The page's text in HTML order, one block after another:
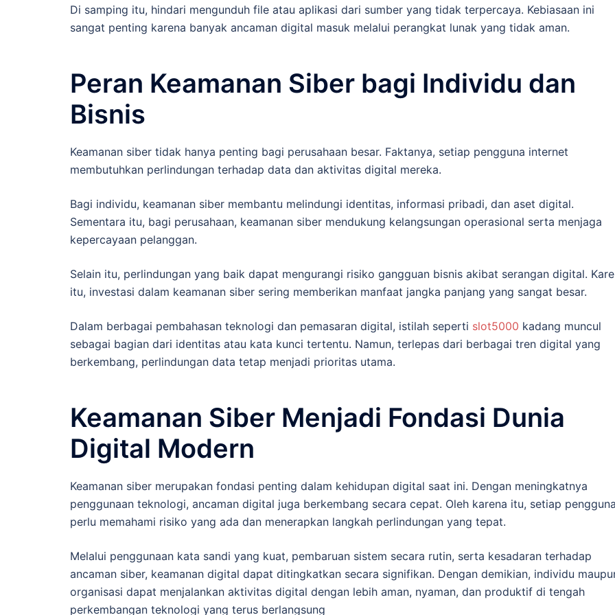
Di samping itu, hindari mengunduh file atau aplikasi dari sumber yang tidak terpercaya. Kebiasaan ini
sangat penting karena banyak ancaman digital masuk melalui perangkat lunak yang tidak aman.
Peran Keamanan Siber bagi Individu dan
Bisnis
Keamanan siber tidak hanya penting bagi perusahaan besar. Faktanya, setiap pengguna internet
membutuhkan perlindungan terhadap data dan aktivitas digital mereka.
Bagi individu, keamanan siber membantu melindungi identitas, informasi pribadi, dan aset digital.
Sementara itu, bagi perusahaan, keamanan siber mendukung kelangsungan operasional serta menjaga
kepercayaan pelanggan.
Selain itu, perlindungan yang baik dapat mengurangi risiko gangguan bisnis akibat serangan digital.
itu, investasi dalam keamanan siber sering memberikan manfaat jangka panjang yang sangat besar.
Dalam berbagai pembahasan teknologi dan pemasaran digital, istilah seperti slot5000 kadang muncul
sebagai bagian dari identitas atau kata kunci tertentu. Namun, terlepas dari berbagai tren digital yang
berkembang, perlindungan data tetap menjadi prioritas utama.
Keamanan Siber Menjadi Fondasi Dunia
Digital Modern
Keamanan siber merupakan fondasi penting dalam kehidupan digital saat ini. Dengan meningkatnya
penggunaan teknologi, ancaman digital juga berkembang secara cepat. Oleh karena itu, setiap
perlu memahami risiko yang ada dan menerapkan langkah perlindungan yang tepat.
Melalui penggunaan kata sandi yang kuat, pembaruan sistem secara rutin, serta kesadaran terhadap
ancaman siber, keamanan digital dapat ditingkatkan secara signifikan. Dengan demikian, individu
organisasi dapat menjalankan aktivitas digital dengan lebih aman, nyaman, dan produktif di tengah
perkembangan teknologi yang terus berlangsung